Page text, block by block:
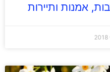
אמנות ותיירות